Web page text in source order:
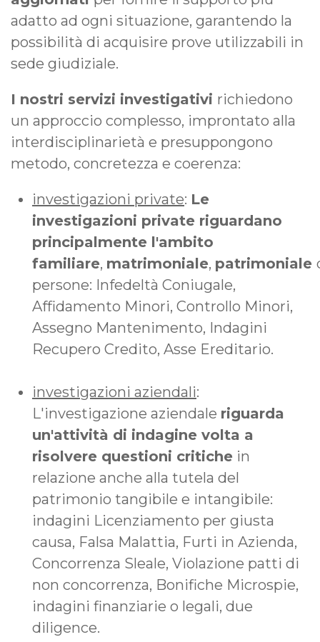
adatto ad ogni situazione, garantendo la
possibilità di acquisire prove utilizzabili in
sede giudiziale.
I nostri servizi investigativi richiedono
un approccio complesso, improntato alla
interdisciplinarietà e presuppongono
metodo, concretezza e coerenza:
investigazioni private: Le
investigazioni private riguardano
principalmente l'ambito
familiare, matrimoniale, patrimoniale
persone: Infedeltà Coniugale,
Affidamento Minori, Controllo Minori,
Assegno Mantenimento, Indagini
Recupero Credito, Asse Ereditario.
investigazioni aziendali:
L'investigazione aziendale riguarda
un'attività di indagine volta a
risolvere questioni critiche in
relazione anche alla tutela del
patrimonio tangibile e intangibile:
indagini Licenziamento per giusta
causa, Falsa Malattia, Furti in Azienda,
Concorrenza Sleale, Violazione patti di
non concorrenza, Bonifiche Microspie,
indagini finanziarie o legali, due
diligence.